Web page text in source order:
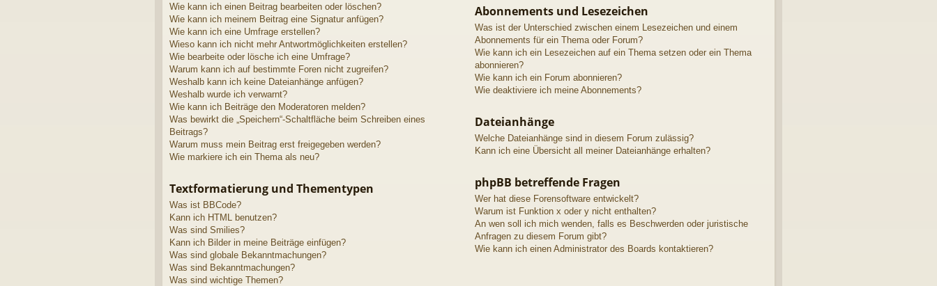
Wie kann ich einen Beitrag bearbeiten oder löschen?
Wie kann ich meinem Beitrag eine Signatur anfügen?
Wie kann ich eine Umfrage erstellen?
Wieso kann ich nicht mehr Antwortmöglichkeiten erstellen?
Wie bearbeite oder lösche ich eine Umfrage?
Warum kann ich auf bestimmte Foren nicht zugreifen?
Weshalb kann ich keine Dateianhänge anfügen?
Weshalb wurde ich verwarnt?
Wie kann ich Beiträge den Moderatoren melden?
Was bewirkt die „Speichern“-Schaltfläche beim Schreiben eines
Beitrags?
Warum muss mein Beitrag erst freigegeben werden?
Wie markiere ich ein Thema als neu?
Textformatierung und Thementypen
Was ist BBCode?
Kann ich HTML benutzen?
Was sind Smilies?
Kann ich Bilder in meine Beiträge einfügen?
Was sind globale Bekanntmachungen?
Was sind Bekanntmachungen?
Was sind wichtige Themen?
Abonnements und Lesezeichen
Was ist der Unterschied zwischen einem Lesezeichen und einem
Abonnements für ein Thema oder Forum?
Wie kann ich ein Lesezeichen auf ein Thema setzen oder ein Thema
abonnieren?
Wie kann ich ein Forum abonnieren?
Wie deaktiviere ich meine Abonnements?
Dateianhänge
Welche Dateianhänge sind in diesem Forum zulässig?
Kann ich eine Übersicht all meiner Dateianhänge erhalten?
phpBB betreffende Fragen
Wer hat diese Forensoftware entwickelt?
Warum ist Funktion x oder y nicht enthalten?
An wen soll ich mich wenden, falls es Beschwerden oder juristische
Anfragen zu diesem Forum gibt?
Wie kann ich einen Administrator des Boards kontaktieren?